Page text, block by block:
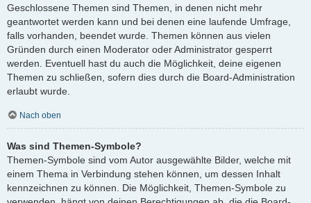
Geschlossene Themen sind Themen, in denen nicht mehr
geantwortet werden kann und bei denen eine laufende Umfrage,
falls vorhanden, beendet wurde. Themen können aus vielen
Gründen durch einen Moderator oder Administrator gesperrt
werden. Eventuell hast du auch die Möglichkeit, deine eigenen
Themen zu schließen, sofern dies durch die Board-Administration
erlaubt wurde.
Nach oben
Was sind Themen-Symbole?
Themen-Symbole sind vom Autor ausgewählte Bilder, welche mit
einem Thema in Verbindung stehen können, um dessen Inhalt
kennzeichnen zu können. Die Möglichkeit, Themen-Symbole zu